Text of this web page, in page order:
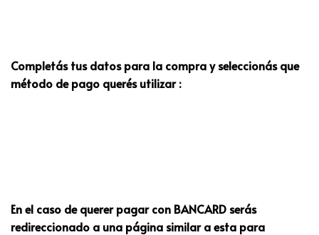
Completás tus datos para la compra y seleccionás que
método de pago querés utilizar :
En el caso de querer pagar con BANCARD serás
redireccionado a una página similar a esta para